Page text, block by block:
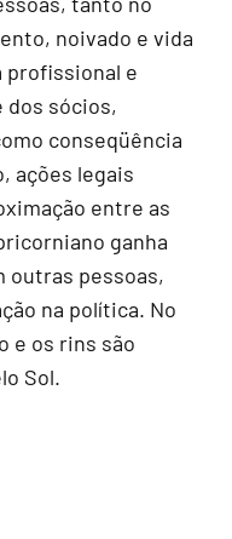
noivado e vida
profissional e
dos sócios,
conseqüência
ações legais
entre as
ganha
outras pessoas,
na política. No
e os rins são
Sol.